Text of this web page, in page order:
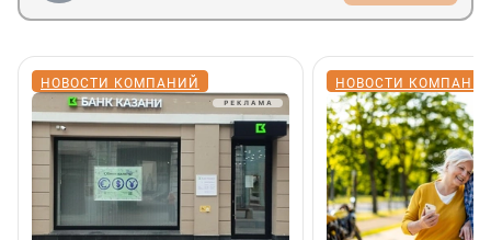
НОВОСТИ КОМПАНИЙ НОВОСТИ